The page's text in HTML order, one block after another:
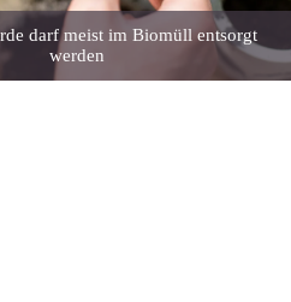
darf meist im Biomüll entsorgt
werden